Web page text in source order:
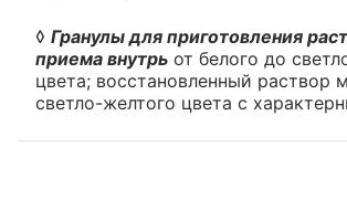
◊ Гранулы для приготовления
приема внутрь от белого до
цвета; восстановленный раствор
светло-желтого цвета с